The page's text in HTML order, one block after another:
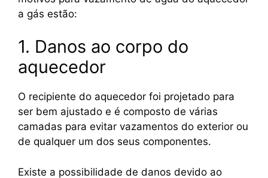
a gás estão:
1. Danos ao corpo do
aquecedor
O recipiente do aquecedor foi projetado para
ser bem ajustado e é composto de várias
camadas para evitar vazamentos do exterior ou
de qualquer um dos seus componentes.
Existe a possibilidade de danos devido ao